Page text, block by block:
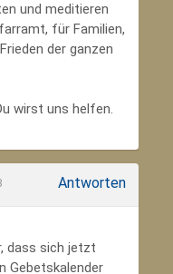
und meditieren
für Familien,
der ganzen
wirst uns helfen.
Antworten
dass sich jetzt
Gebetskalender